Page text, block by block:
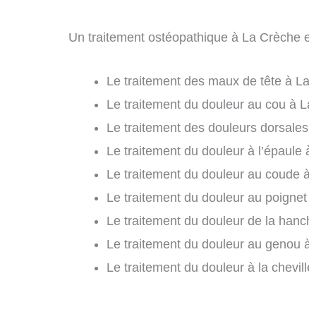
Un traitement ostéopathique à La Crèche
Le traitement des maux de tête à
Le traitement du douleur au cou à
Le traitement des douleurs
Le traitement du douleur à l’épaule
Le traitement du douleur au coude
Le traitement du douleur au
Le traitement du douleur de la
Le traitement du douleur au genou
Le traitement du douleur à la